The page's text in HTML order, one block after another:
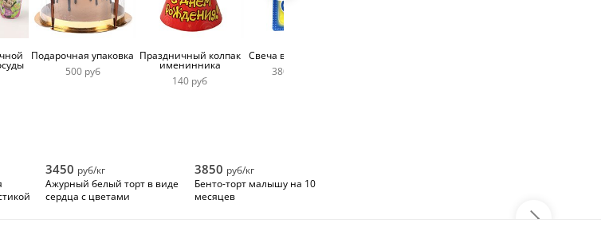
Подарочная упаковка
500 руб
Праздничный колпак
именинника
140 руб
Свеча в виде цифры
380 руб шт
3450 руб/кг
Ажурный белый торт в виде
сердца с цветами
3850 руб/кг
Бенто-торт малышу на 10
месяцев